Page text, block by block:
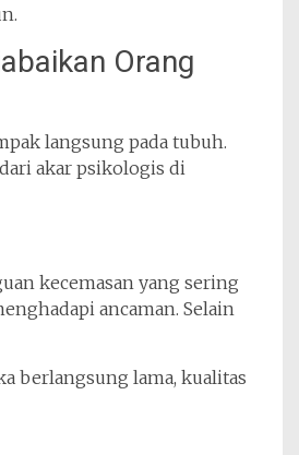
Orang
langsung pada tubuh.
akar psikologis di
kecemasan yang sering
ancaman. Selain
berlangsung lama, kualitas